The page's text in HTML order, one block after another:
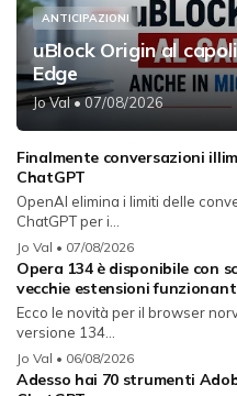
ANTICIPAZIONI
uBlock Origin al
Edge
Jo Val• 07/08/2026
Finalmente conversazioni
ChatGPT
OpenAI elimina i limiti delle
ChatGPT per i...
Jo Val • 07/08/2026
Opera 134 è disponibile con
vecchie estensioni
Ecco le novità per il browser
versione 134...
Jo Val • 06/08/2026
Adesso hai 70 strumenti